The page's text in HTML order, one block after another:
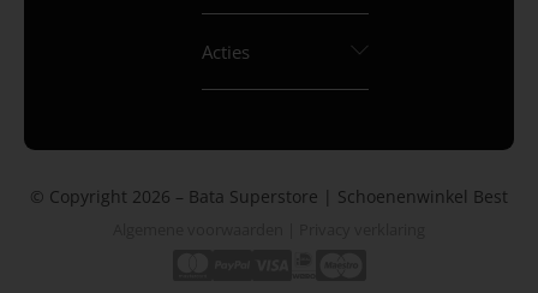
Acties
© Copyright 2026 – Bata Superstore | Schoenenwinkel Best